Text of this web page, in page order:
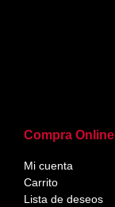
Compra Online
Mi cuenta
Carrito
Lista de deseos